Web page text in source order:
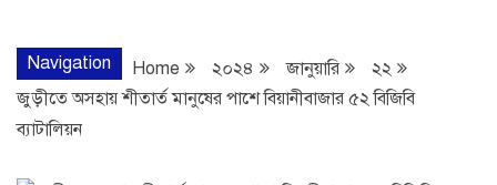
Navigation Home ২০২৪ জানুয়ারি
২২
জুড়ীতে অসহায় শীতার্ত মানুষের পাশে বিয়ানীবাজার ৫২ বিজিবি
ব্যাটালিয়ন